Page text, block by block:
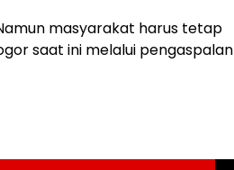
masyarakat harus tetap
saat ini melalui pengaspalan